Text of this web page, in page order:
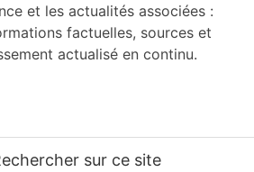
et les actualités associées :
factuelles, sources et
actualisé en continu.